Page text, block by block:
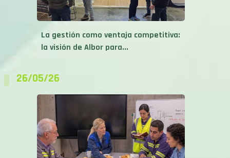
La gestión como ventaja competitiva:
la visión de Albor para...
26/05/26